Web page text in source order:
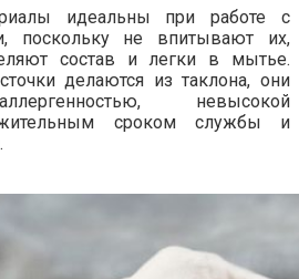
идеальны при работе с
поскольку не впитывают их,
состав и легки в мытье.
делаются из таклона, они
невысокой
сроком службы и